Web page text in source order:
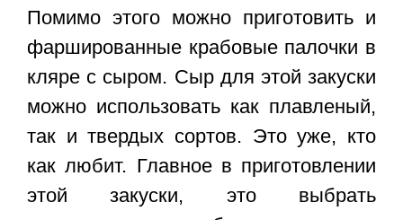
Помимо этого можно приготовить и
фаршированные крабовые палочки в
кляре с сыром. Сыр для этой закуски
можно использовать как плавленый,
так и твердых сортов. Это уже, кто
как любит. Главное в приготовлении
этой закуски, это выбрать